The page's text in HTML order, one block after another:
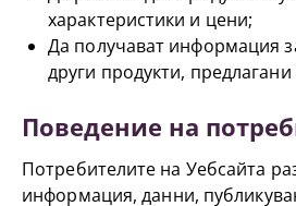
характеристики и цени;
Да получават информация
други продукти,
Поведение на
Потребителите на Уебсайта
информация, данни,